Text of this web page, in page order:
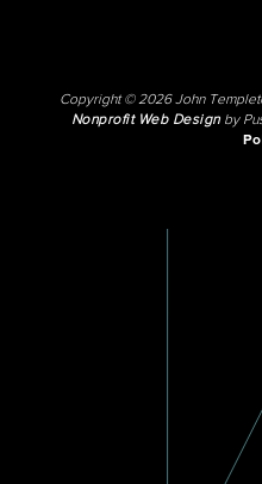
Copyright © 2026 John
Nonprofit Web Designby